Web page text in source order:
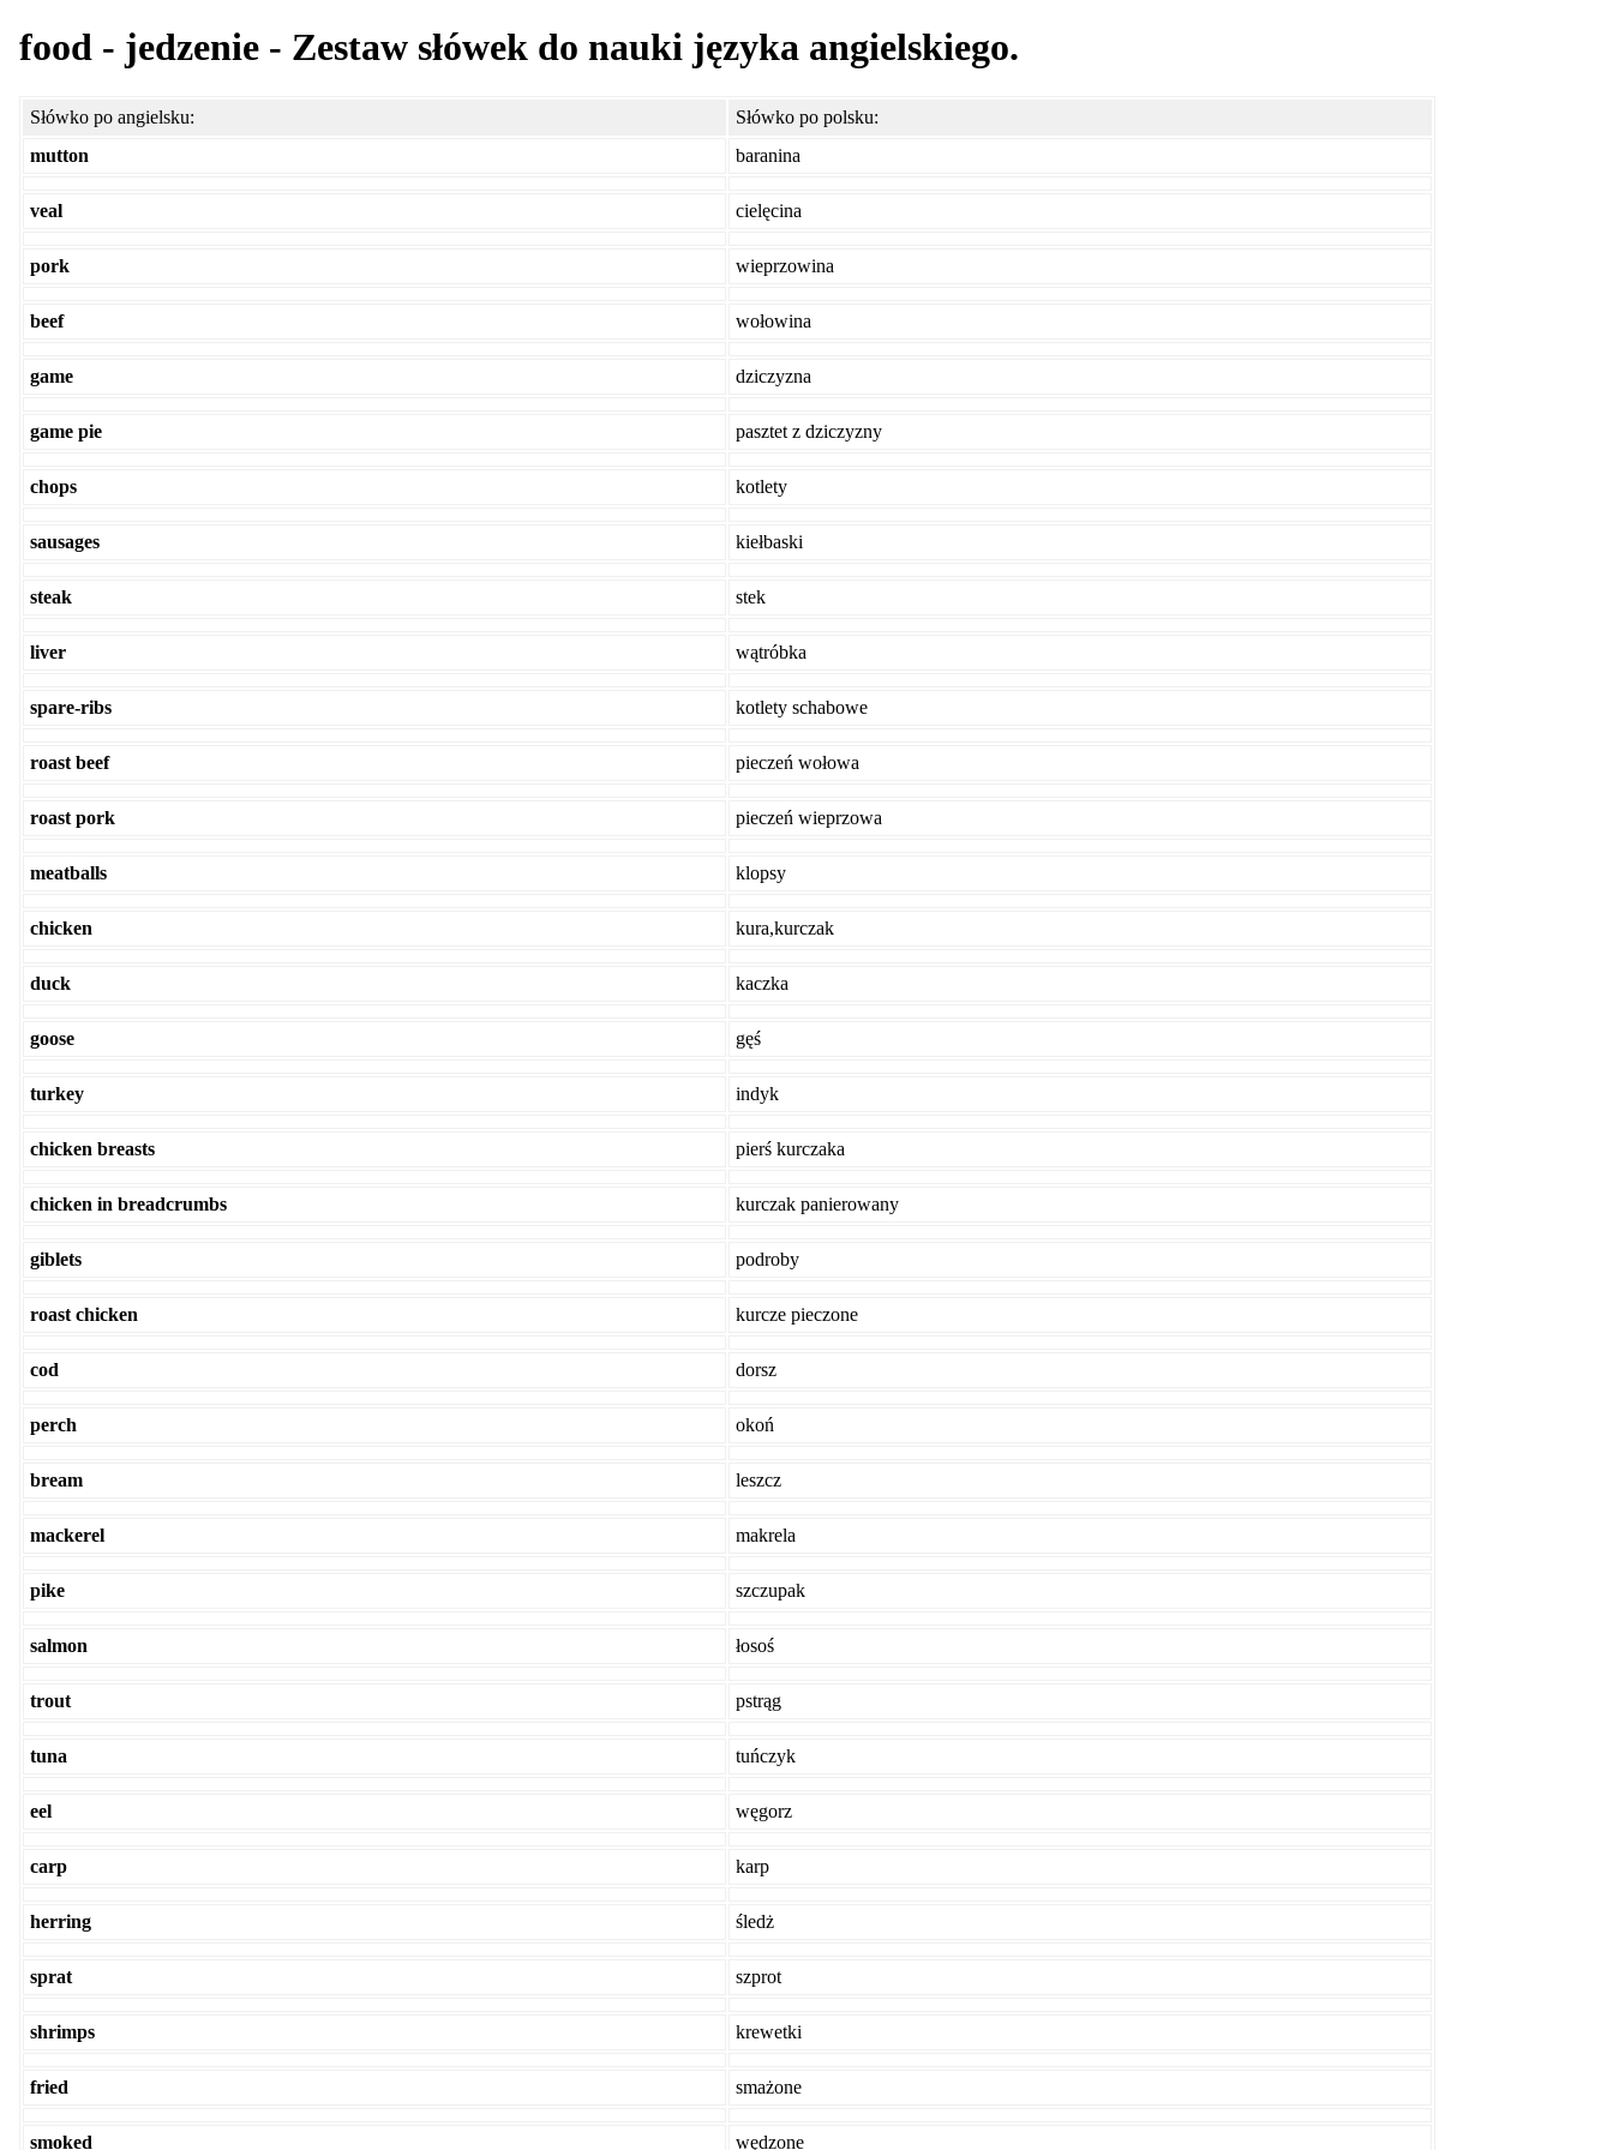
food - jedzenie - Zestaw słówek do nauki języka angielskiego.
Słówko po angielsku:
Słówko po polsku:
mutton
baranina
veal cielęcina
pork wieprzowina
beef wołowina
game dziczyzna
game pie pasztet z dziczyzny
chops kotlety
sausages kiełbaski
steak stek
liver wątróbka
spare-ribs kotlety schabowe
roast beef pieczeń wołowa
roast pork pieczeń wieprzowa
meatballs klopsy
chicken kura,kurczak
duck kaczka
goose gęś
turkey indyk
chicken breasts pierś kurczaka
chicken in breadcrumbs kurczak panierowany
giblets podroby
roast chicken kurcze pieczone
cod dorsz
perch okoń
bream leszcz
mackerel makrela
pike szczupak
salmon łosoś
trout pstrąg
tuna tuńczyk
eel węgorz
carp karp
herring śledż
sprat szprot
shrimps krewetki
fried smażone
smoked wędzone